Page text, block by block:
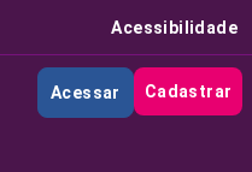
Acessibilidade
Acessar Cadastrar